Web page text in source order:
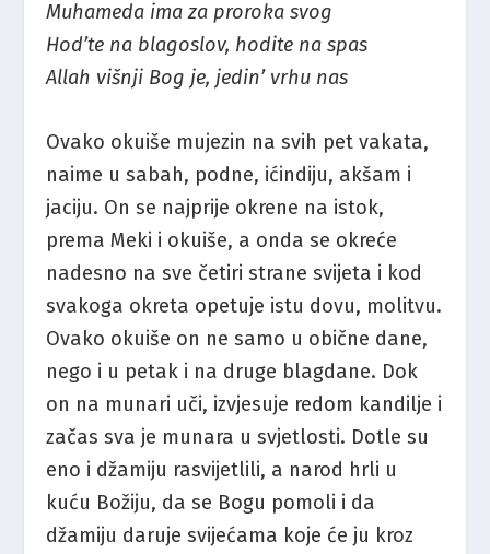
Muhameda ima za proroka svog
Hod’te na blagoslov, hodite na spas
Allah višnji Bog je, jedin’ vrhu nas
Ovako okuiše mujezin na svih pet vakata,
naime u sabah, podne, ićindiju, akšam i
jaciju. On se najprije okrene na istok,
prema Meki i okuiše, a onda se okreće
nadesno na sve četiri strane svijeta i kod
svakoga okreta opetuje istu dovu, molitvu.
Ovako okuiše on ne samo u obične dane,
nego i u petak i na druge blagdane. Dok
on na munari uči, izvjesuje redom kandilje i
začas sva je munara u svjetlosti. Dotle su
eno i džamiju rasvijetlili, a narod hrli u
kuću Božiju, da se Bogu pomoli i da
džamiju daruje svijećama koje će ju kroz